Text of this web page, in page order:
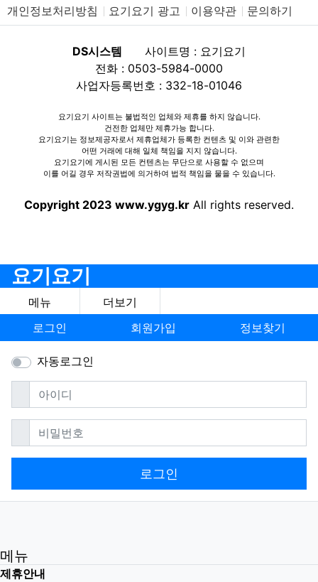
개인정보처리방침 요기요기 광고 이용약관 문의하기
DS시스템
사이트명 : 요기요기
전화 : 0503-5984-0000
사업자등록번호 : 332-18-01046
요기요기 사이트는 불법적인 업체와 제휴를 하지 않습니다.
건전한 업체만 제휴가능 합니다.
요기요기는 정보제공자로서 제휴업체가 등록한 컨텐츠 및 이와 관련한
어떤 거래에 대해 일체 책임을 지지 않습니다.
요기요기에 게시된 모든 컨텐츠는 무단으로 사용할 수 없으며
이를 어길 경우 저작권법에 의거하여 법적 책임을 물을 수 있습니다.
Copyright 2023 www.ygyg.kr All rights reserved.
요기요기
메뉴
더보기
로그인
회원가입 정보찾기
자동로그인
아이디필수
비밀번호필수
로그인
메뉴
제휴안내